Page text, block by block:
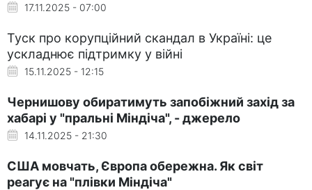
17.11.2025 - 07:00
Туск про корупційний скандал в Україні: це
ускладнює підтримку у війні
15.11.2025 - 12:15
Чернишову обиратимуть запобіжний захід за
хабарі у "пральні Міндіча", - джерело
14.11.2025 - 21:30
США мовчать, Європа обережна. Як світ
реагує на "плівки Міндіча"